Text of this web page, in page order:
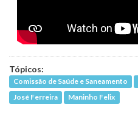
Tópicos:
Comissão de Saúde e Saneamento
José Ferreira
Maninho Felix